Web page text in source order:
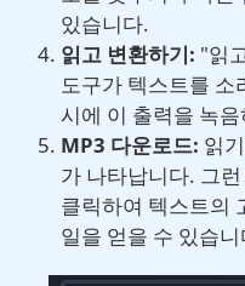
있습니다.
읽고 변환하기: "읽
도구가 텍스트를 소
시에 이 출력을 녹
MP3 다운로드: 읽
가 나타납니다. 그
클릭하여 텍스트의
일을 얻을 수 있습니